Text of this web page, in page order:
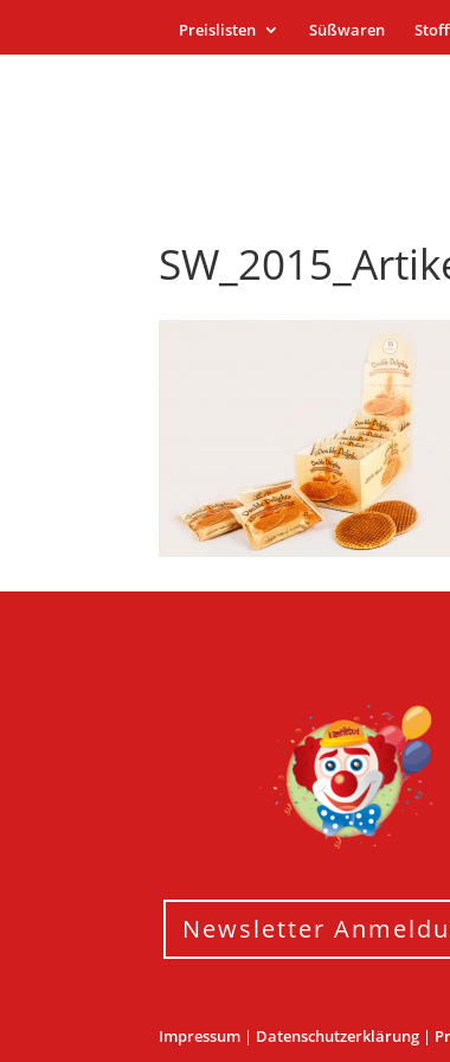
Preislisten Süßwaren
Newsletter
Impressum | Datenschutzerklärung |